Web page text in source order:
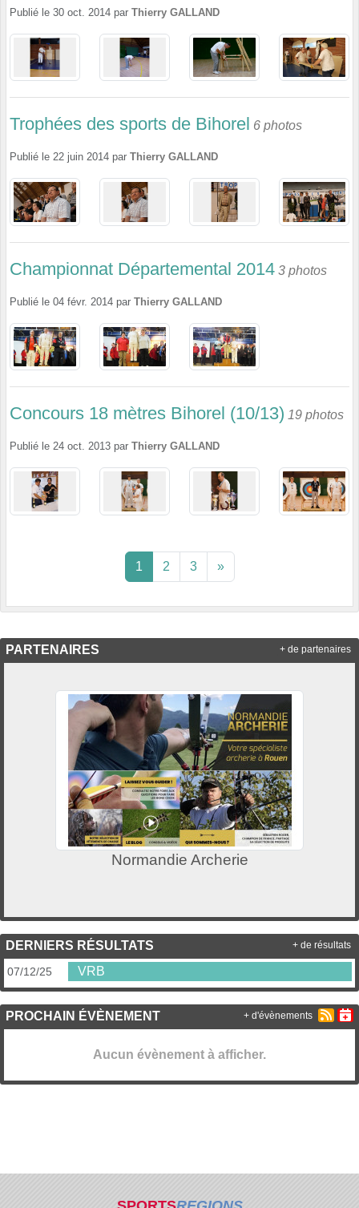
Publié le 30 oct. 2014 par Thierry GALLAND
Trophées des sports de Bihorel 6 photos
Publié le 22 juin 2014 par Thierry GALLAND
Championnat Départemental 2014 3 photos
Publié le 04 févr. 2014 par Thierry GALLAND
Concours 18 mètres Bihorel (10/13) 19 photos
Publié le 24 oct. 2013 par Thierry GALLAND
1 2 3 »
PARTENAIRES
Normandie Archerie
+ de partenaires
DERNIERS RÉSULTATS
07/12/25 VRB
+ de résultats
PROCHAIN ÉVÈNEMENT
Aucun évènement à afficher.
+ d'évènements